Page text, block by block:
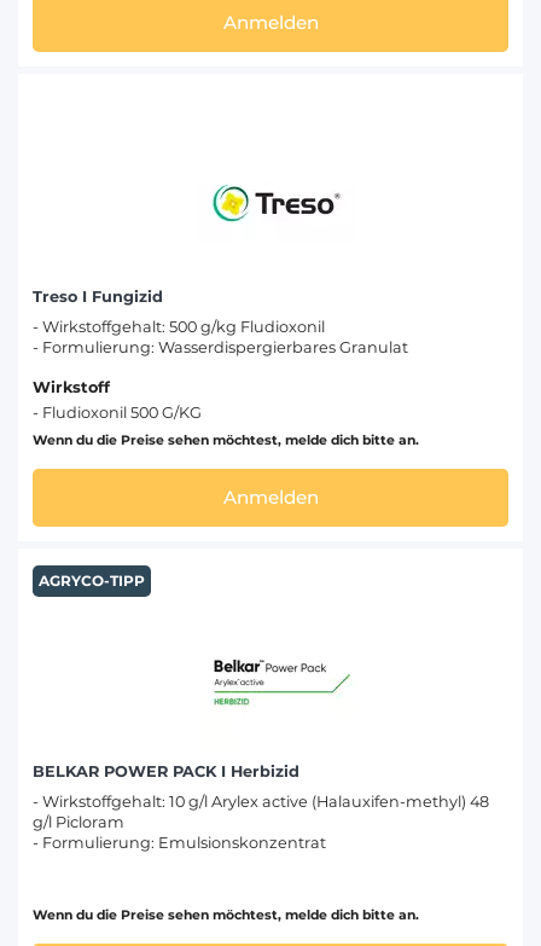
Anmelden
Treso I Fungizid
- Wirkstoffgehalt: 500 g/kg Fludioxonil
- Formulierung: Wasserdispergierbares Granulat
Wirkstoff
- Fludioxonil 500 G/KG
Wenn du die Preise sehen möchtest, melde dich bitte an.
Anmelden
AGRYCO-TIPP
BELKAR POWER PACK I Herbizid
- Wirkstoffgehalt: 10 g/l Arylex active (Halauxifen-methyl) 48
g/l Picloram
- Formulierung: Emulsionskonzentrat
Wenn du die Preise sehen möchtest, melde dich bitte an.